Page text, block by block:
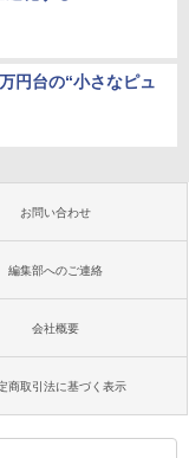
円台の“小さなピュ
お問い合わせ
編集部へのご連絡
会社概要
商取引法に基づく表示